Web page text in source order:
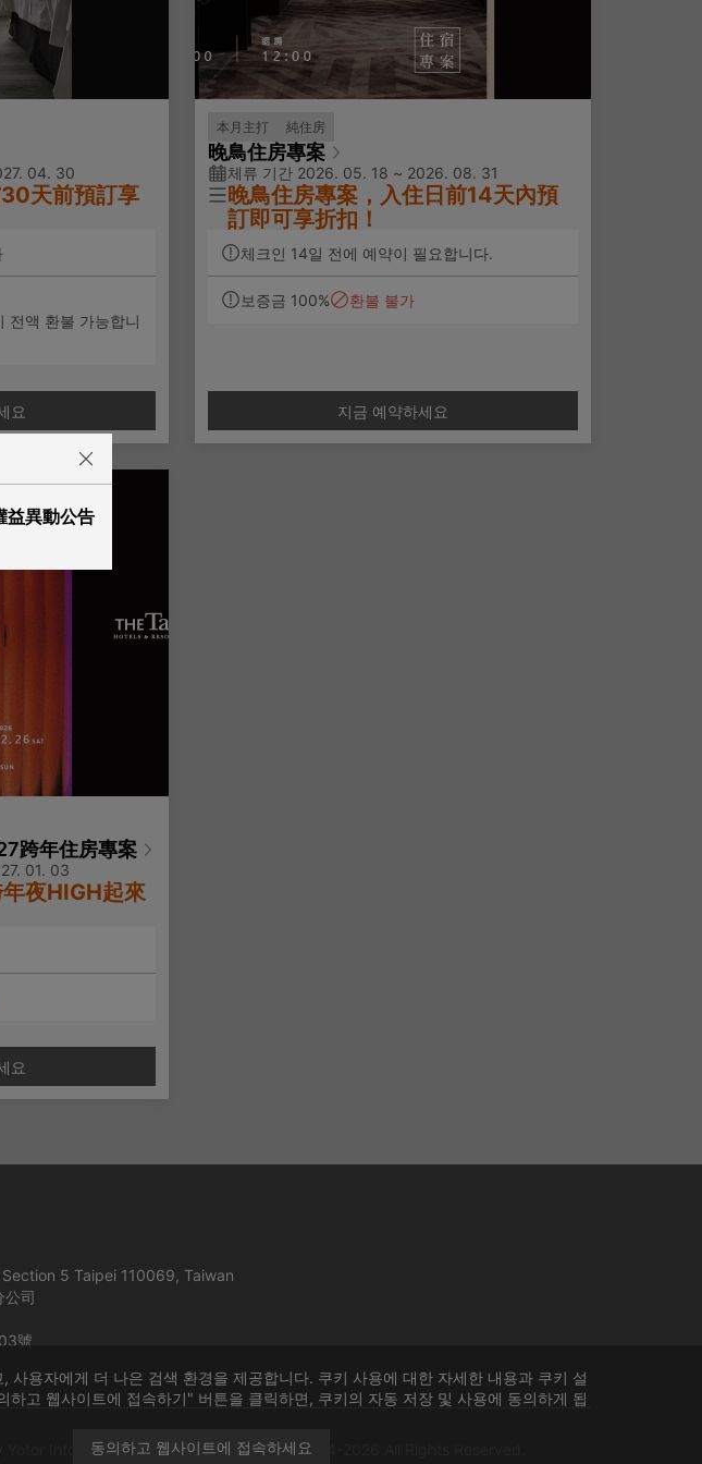
04. 30
天前預訂享
전액 환불 가능합니
요
本月主打 純住房
晚鳥住房專案
체류 기간 2026. 05. 18 ~ 2026. 08. 31
晚鳥住房專案，入住日前14天內預
訂即可享折扣！
本專案限當日晚間20:00後入住，並可享隔日
延後退房至中午12:00。
此專案不含早餐
체크인 14일 전에 예약이 필요합니다.
보증금 100% 환불 불가
지금 예약하세요
跨年住房專案
01. 03
夜HIGH起來
以上，訂房頁面
宿總金額，並非
訂房恕無法取消或
요
益異動公告
용자에게 더 나은 검색 환경을 제공합니다. 쿠키 사용에 대한 자세한 내용과 쿠키 설
고 웹사이트에 접속하기" 버튼을 클릭하면, 쿠키의 자동 저장 및 사용에 동의하게 됩
동의하고 웹사이트에 접속하세요
5 Taipei 110069, Taiwan
公司
號
Yotor Information Technology Co., Ltd© 2014-2026 All Rights Reserved.